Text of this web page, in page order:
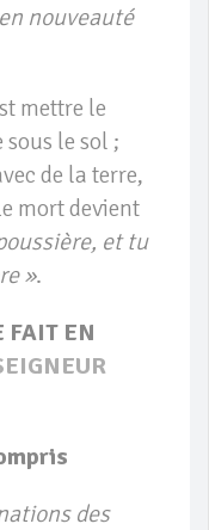
nouveauté
mettre le
sous le sol ;
de la terre,
mort devient
et tu
».
FAIT EN
des